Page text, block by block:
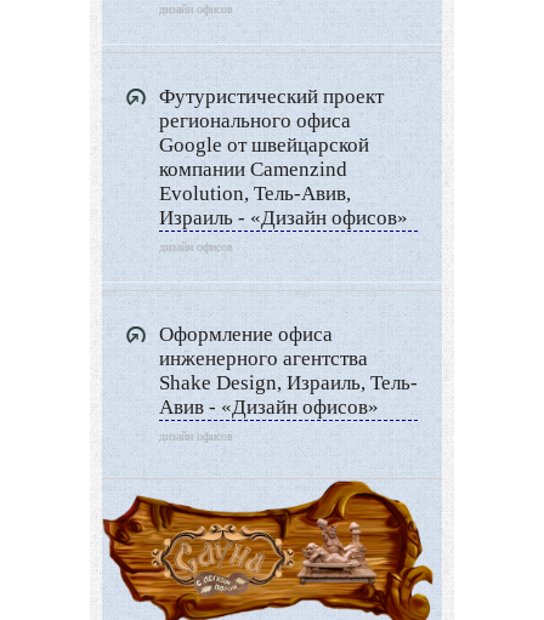
Другие услуги
дизайн офисов
Футуристический проект
регионального офиса
Google от швейцарской
компании Camenzind
Evolution, Тель-Авив,
Израиль - «Дизайн офисов»
дизайн офисов
Оформление офиса
инженерного агентства
Shake Design, Израиль, Тель-
Авив - «Дизайн офисов»
дизайн офисов